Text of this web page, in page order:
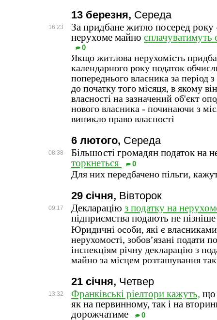
13 березня, Середа
16:23
За придбане житло посеред року
нерухоме майно сплачуватимуть
0
Якщо житлова нерухомість
календарного року податок
попереднього власника за період
до початку того місяця, в якому
власності на зазначений об'єкт
нового власника - починаючи з
виникло право власності
6 лютого, Середа
08:38
Більшості громадян податок на
торкнеться
0
Для них передбачено пільги,
29 січня, Вівторок
09:17 Декларацію з податку на
підприємства подають не
Юридичні особи, які є
нерухомості, зобов’язані подати
інспекціям річну декларацію з
майно за місцем розташування
21 січня, Четвер
13:32 Франківські ріелтори кажуть, що
як на первинному, так і на
дорожчатиме
0